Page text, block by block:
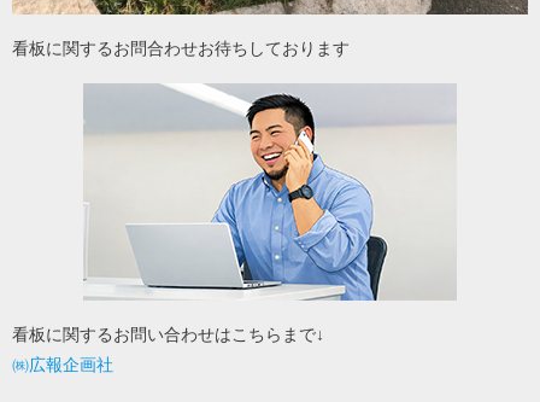
看板に関するお問合わせお待ちしております
看板に関するお問い合わせはこちらまで↓
㈱広報企画社